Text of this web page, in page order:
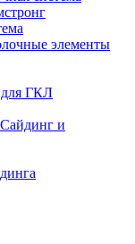
элементы
ГКЛ
Сайдинг и